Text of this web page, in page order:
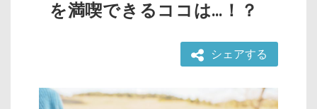
を満喫できるココは…！？
シェアする